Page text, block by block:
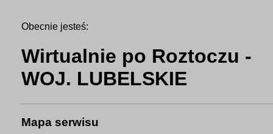
Obecnie jesteś:
Wirtualnie po Roztoczu -
WOJ. LUBELSKIE
Mapa serwisu